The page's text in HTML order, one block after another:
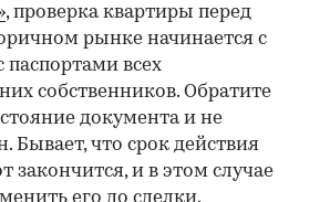
, проверка квартиры перед
рынке начинается с
всех
собственников. Обратите
документа и не
Бывает, что срок действия
закончится, и в этом случае
его до сделки.